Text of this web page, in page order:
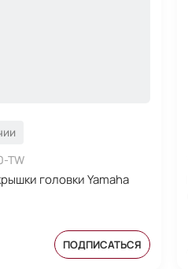
TW
головки Yamaha
ПОДПИСАТЬСЯ